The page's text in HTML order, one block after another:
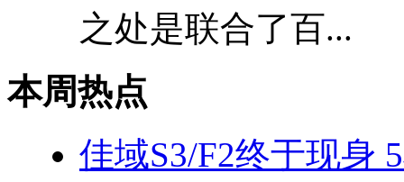
之处是联合了百...
本周热点
佳域S3/F2终于现身